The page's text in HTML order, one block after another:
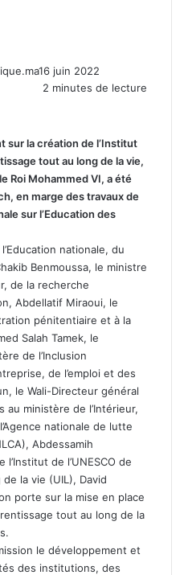
16 juin 2022
2 minutes de lecture
sur la création de l’Institut
tout au long de la vie,
Roi Mohammed VI, a été
en marge des travaux de
sur l’Education des
nationale, du
Benmoussa, le ministre
de la recherche
Abdellatif Miraoui, le
pénitentiaire et à la
Salah Tamek, le
de l’Inclusion
de l’emploi et des
le Wali-Directeur général
ministère de l’Intérieur,
nationale de lutte
Abdessamih
de l’UNESCO de
la vie (UIL), David
porte sur la mise en place
tout au long de la
le développement et
des institutions, des